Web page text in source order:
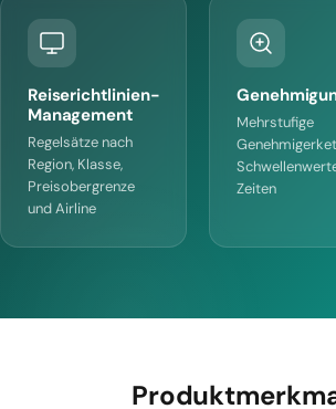
Reiserichtlinien-
Management
Regelsätze nach
Region, Klasse,
Preisobergrenze
und Airline
Mehrstufige
Zeiten